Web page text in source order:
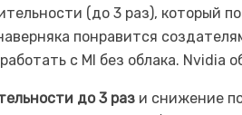
(до 3 раз), который
понравится
с MI без облака.
до 3 рази снижение